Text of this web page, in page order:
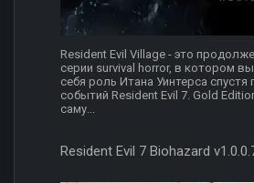
Resident Evil Village - это
серии survival horror, в котором
себя роль Итана Уинтерса спустя
событий Resident Evil 7. Gold
саму...
Resident Evil 7 Biohazard